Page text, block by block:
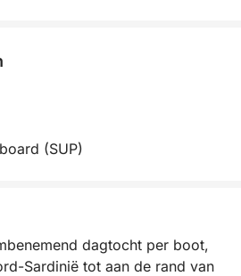
(SUP)
dagtocht per boot,
Sardinië tot aan de rand van